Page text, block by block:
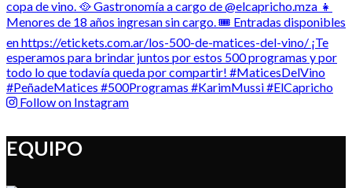
Follow on Instagram
EQUIPO